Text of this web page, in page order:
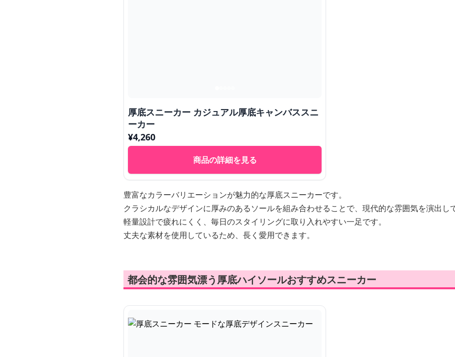
厚底スニーカー カジュアル厚底キャンバススニ
ーカー
¥4,260
商品の詳細を見る
豊富なカラーバリエーションが魅力的な厚底スニーカーです。
クラシカルなデザインに厚みのあるソールを組み合わせることで、現代的な雰囲気を演出し
軽量設計で疲れにくく、毎日のスタイリングに取り入れやすい一足です。
丈夫な素材を使用しているため、長く愛用できます。
都会的な雰囲気漂う厚底ハイソールおすすめスニーカー